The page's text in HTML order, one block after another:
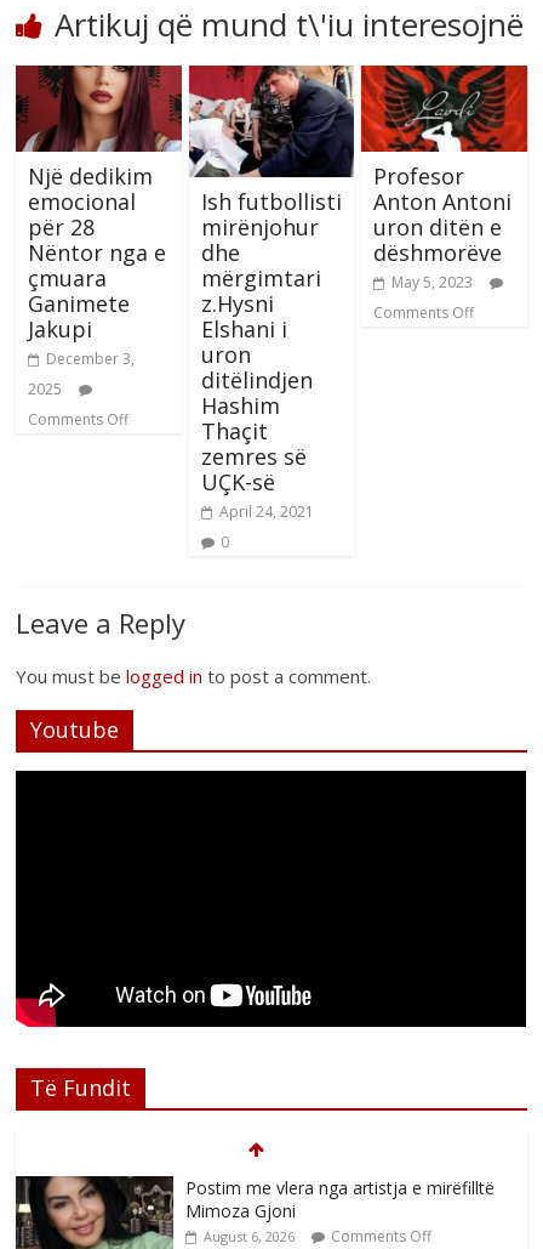
Artikuj që mund t\'iu interesojnë
Një dedikim
emocional
për 28
Nëntor nga e
çmuara
Ganimete
Jakupi
December 3,
2025
Comments Off
Ish futbollisti
mirënjohur
dhe
mërgimtari
z.Hysni
Elshani i
uron
ditëlindjen
Hashim
Thaçit
zemres së
UÇK-së
April 24, 2021
0
Profesor
Anton Antoni
uron ditën e
dëshmorëve
May 5, 2023
Comments Off
Leave a Reply
You must belogged in to post a comment.
Youtube
Të Fundit
Postim me vlera nga artistja e mirëfilltë
Mimoza Gjoni
August 6, 2026 Comments Off